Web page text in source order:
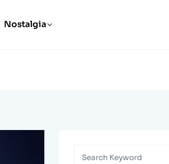
Nostalgia